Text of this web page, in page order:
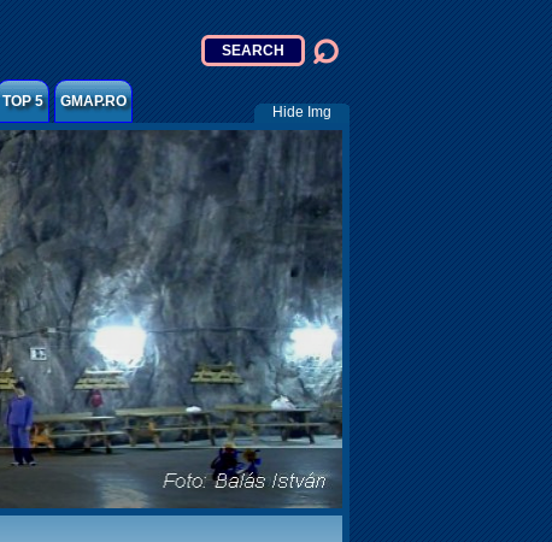
TOP 5 GMAP.RO
Hide Img